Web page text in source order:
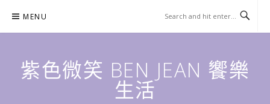
content
MENU
紫色微笑 BEN JEAN 饗樂
生活